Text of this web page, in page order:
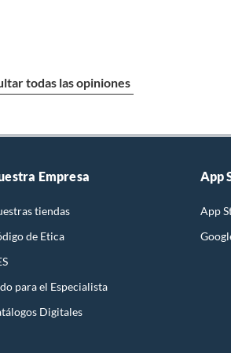
todas las opiniones
Empresa
tiendas
de Etica
para el Especialista
Digitales
App
App